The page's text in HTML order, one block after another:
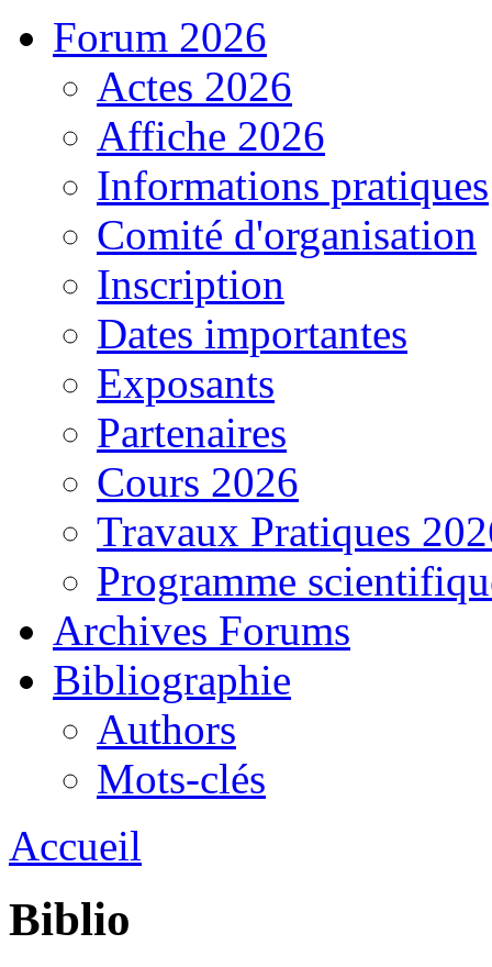
Forum 2026
Actes 2026
Affiche 2026
Informations pratiques
Comité d'organisation
Inscription
Dates importantes
Exposants
Partenaires
Cours 2026
Travaux Pratiques
Programme
Archives Forums
Bibliographie
Authors
Mots-clés
Accueil
Biblio